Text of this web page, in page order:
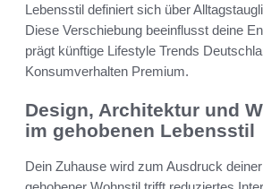
Lebensstil definiert sich über
Diese Verschiebung beeinflusst deine
prägt künftige Lifestyle Trends
Konsumverhalten Premium.
Design, Architektur und
im gehobenen Lebensstil
Dein Zuhause wird zum Ausdruck